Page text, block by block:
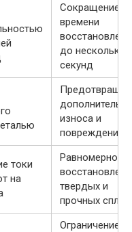
Сокращение
времени
до нескольких
секунд
износа и
повреждений
токи
на
Равномерное
твердых и
прочных
Ограничение